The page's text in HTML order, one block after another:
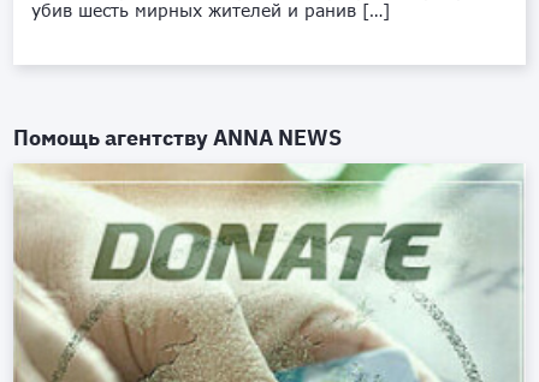
убив шесть мирных жителей и ранив […]
Помощь агентствуANNA NEWS